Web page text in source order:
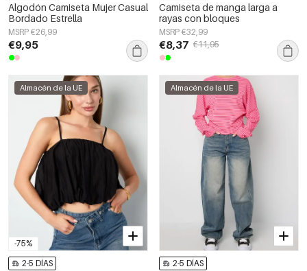
Algodón Camiseta Mujer Casual
Bordado Estrella
MSRP €26,99
€9,95
Camiseta de manga larga a
rayas con bloques
MSRP €32,99
€8,37 €11,95
-75%
Almacén de la UE
2-5 DÍAS
Almacén de la UE
2-5 DÍAS